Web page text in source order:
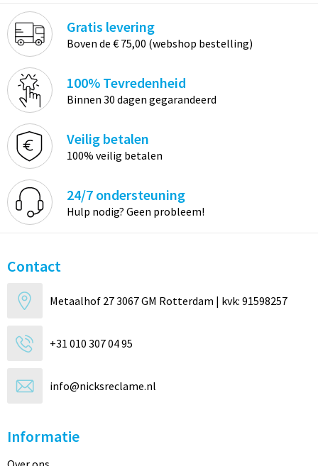
Gratis levering
Boven de € 75,00 (webshop bestelling)
100% Tevredenheid
Binnen 30 dagen gegarandeerd
Veilig betalen
100% veilig betalen
24/7 ondersteuning
Hulp nodig? Geen probleem!
Contact
Metaalhof 27 3067 GM Rotterdam | kvk: 91598257
+31 010 307 04 95
info@nicksreclame.nl
Informatie